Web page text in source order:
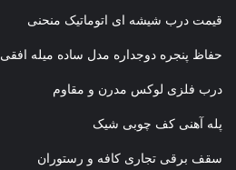
قیمت درب شیشه ای اتوماتیک منحنی
حفاظ پنجره دوجداره مدل ساده میله افقی
درب فلزی لوکس مدرن و مقاوم
پله آهنی کف چوبی شیک
سقف برقی تجاری کافه و رستوران